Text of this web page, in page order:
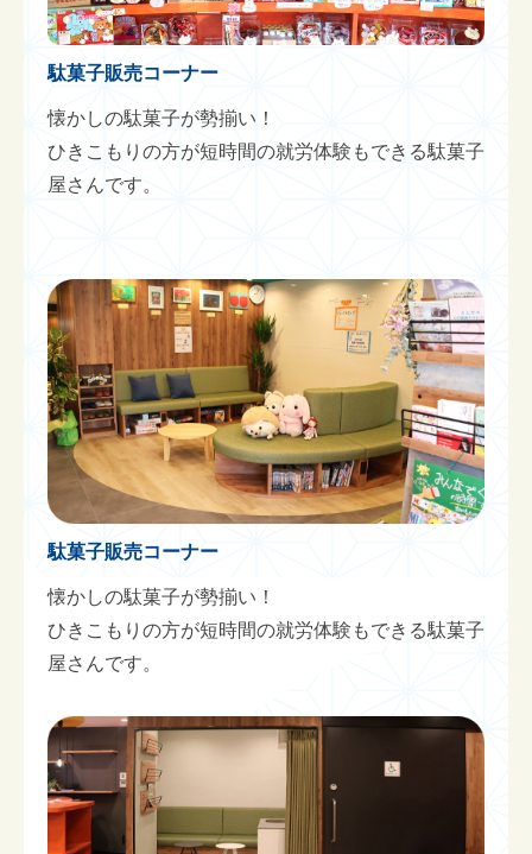
駄菓子販売コーナー
懐かしの駄菓子が勢揃い！
ひきこもりの方が短時間の就労体験もできる駄菓子
屋さんです。
駄菓子販売コーナー
懐かしの駄菓子が勢揃い！
ひきこもりの方が短時間の就労体験もできる駄菓子
屋さんです。